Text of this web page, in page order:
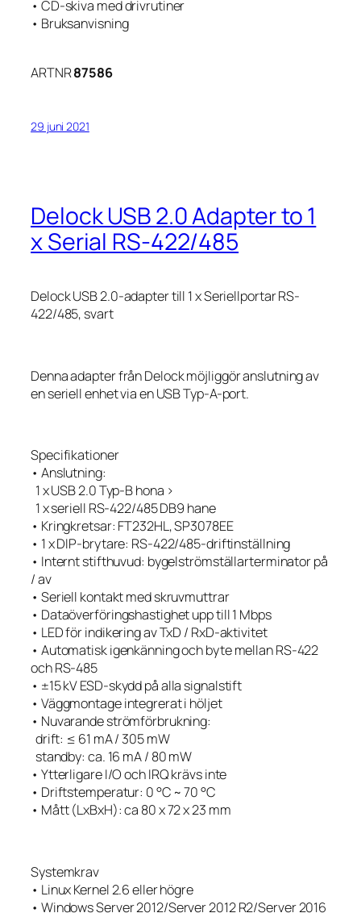
• CD-skiva med drivrutiner
• Bruksanvisning
ARTNR87586
29 juni 2021
Delock USB 2.0 Adapter to 1
x Serial RS-422/485
Delock USB 2.0-adapter till 1 x Seriellportar RS-
422/485, svart
Denna adapter från Delock möjliggör anslutning av
en seriell enhet via en USB Typ-A-port.
Specifikationer
• Anslutning:
1 x USB 2.0 Typ-B hona >
1 x seriell RS-422/485 DB9 hane
• Kringkretsar: FT232HL, SP3078EE
• 1 x DIP-brytare: RS-422/485-driftinställning
• Internt stifthuvud: bygelströmställarterminator på
/ av
• Seriell kontakt med skruvmuttrar
• Dataöverföringshastighet upp till 1 Mbps
• LED för indikering av TxD / RxD-aktivitet
• Automatisk igenkänning och byte mellan RS-422
och RS-485
• ±15 kV ESD-skydd på alla signalstift
• Väggmontage integrerat i höljet
• Nuvarande strömförbrukning:
drift: ≤ 61 mA / 305 mW
standby: ca. 16 mA / 80 mW
• Ytterligare I/O och IRQ krävs inte
• Driftstemperatur: 0 °C ~ 70 °C
• Mått (LxBxH): ca 80 x 72 x 23 mm
Systemkrav
• Linux Kernel 2.6 eller högre
• Windows Server 2012/Server 2012 R2/Server 2016